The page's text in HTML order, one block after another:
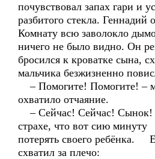
почувствовал запах гари и
разбитого стекла. Геннадий
Комнату всю заволокло
ничего не было видно. Он
бросился к кроватке сына,
мальчика безжизненно
– Помогите! Помогите! –
охватило отчаяние.
– Сейчас! Сейчас! Сынок!
страхе, что вот сию
потерять своего ребёнка.
схватил за плечо: